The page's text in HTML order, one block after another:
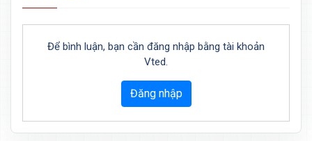
Để bình luận, bạn cần đăng nhập bằng tài khoản
Vted.
Đăng nhập